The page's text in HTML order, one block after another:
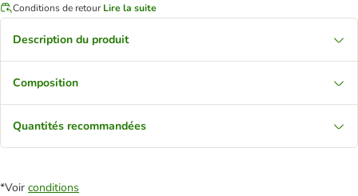
Conditions de retour Lire la suite
Description du produit
Composition
Quantités recommandées
*Voir conditions